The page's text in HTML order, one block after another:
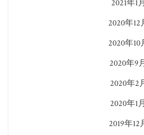
2021年1月
2020年12
2020年10
2020年9
2020年2
2020年1月
2019年12